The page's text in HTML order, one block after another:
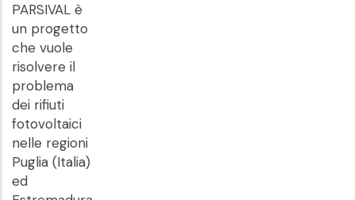
PARSIVAL è
un progetto
che vuole
risolvere il
problema
dei rifiuti
fotovoltaici
nelle regioni
Puglia (Italia)
ed